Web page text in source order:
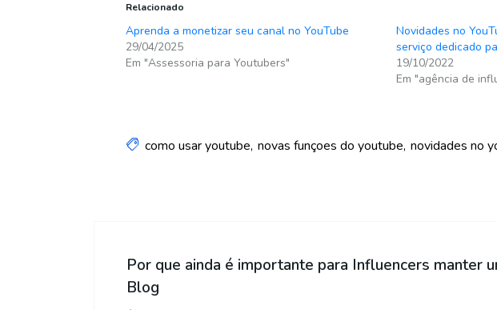
Relacionado
Aprenda a monetizar seu canal no YouTube
29/04/2025
Em "Assessoria para Youtubers"
Novidades no
serviço dedicado
19/10/2022
Em "agência de
como usar youtube novas funçoes do youtube novidades no
Por que ainda é importante para Influencers manter
Blog